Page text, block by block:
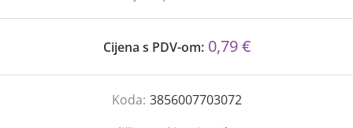
Cijena s PDV-om: 0,79 €
Koda: 3856007703072